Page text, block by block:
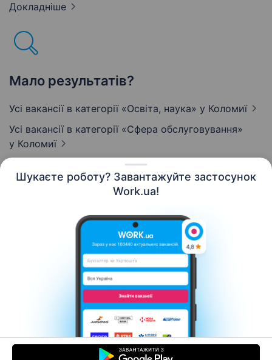
Шукаєте роботу? Завантажуйте застосунок
Work.ua!
Докладніше
Мало результатів?
Усі вакансії в категорії «Освіта, наука» у Коломиї
Усі вакансії в категорії «Сфера обслуговування»
у Коломиї
Контакти Про нас
Кар’єра
Допомога Умови використання